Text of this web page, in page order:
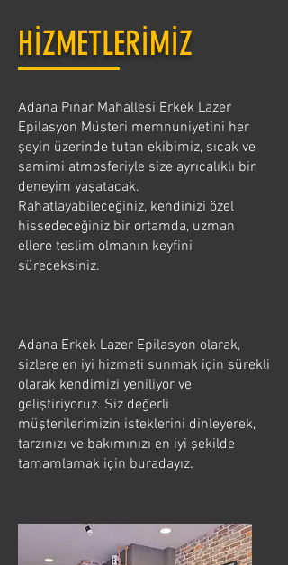
HİZMETLERİMİZ
Adana Pınar Mahallesi Erkek Lazer
Epilasyon Müşteri memnuniyetini her
şeyin üzerinde tutan ekibimiz, sıcak ve
samimi atmosferiyle size ayrıcalıklı bir
deneyim yaşatacak.
Rahatlayabileceğiniz, kendinizi özel
hissedeceğiniz bir ortamda, uzman
ellere teslim olmanın keyfini
süreceksiniz.
Adana Erkek Lazer Epilasyon olarak,
sizlere en iyi hizmeti sunmak için sürekli
olarak kendimizi yeniliyor ve
geliştiriyoruz. Siz değerli
müşterilerimizin isteklerini dinleyerek,
tarzınızı ve bakımınızı en iyi şekilde
tamamlamak için buradayız.